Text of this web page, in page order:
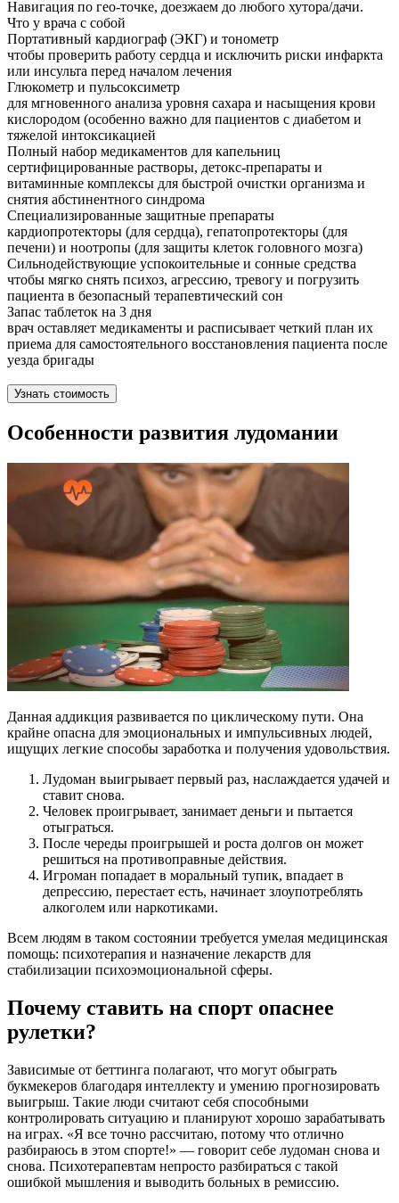
Навигация по гео-точке, доезжаем до любого хутора/дачи.
Что у врача с собой
Портативный кардиограф (ЭКГ) и тонометр
чтобы проверить работу сердца и исключить риски инфаркта
или инсульта перед началом лечения
Глюкометр и пульсоксиметр
для мгновенного анализа уровня сахара и насыщения крови
кислородом (особенно важно для пациентов с диабетом и
тяжелой интоксикацией
Полный набор медикаментов для капельниц
сертифицированные растворы, детокс-препараты и
витаминные комплексы для быстрой очистки организма и
снятия абстинентного синдрома
Специализированные защитные препараты
кардиопротекторы (для сердца), гепатопротекторы (для
печени) и ноотропы (для защиты клеток головного мозга)
Сильнодействующие успокоительные и сонные средства
чтобы мягко снять психоз, агрессию, тревогу и погрузить
пациента в безопасный терапевтический сон
Запас таблеток на 3 дня
врач оставляет медикаменты и расписывает четкий план их
приема для самостоятельного восстановления пациента после
уезда бригады
Узнать стоимость
Особенности развития лудомании
Данная аддикция развивается по циклическому пути. Она
крайне опасна для эмоциональных и импульсивных людей,
ищущих легкие способы заработка и получения удовольствия.
Лудоман выигрывает первый раз, наслаждается удачей и
ставит снова.
Человек проигрывает, занимает деньги и пытается
отыграться.
После череды проигрышей и роста долгов он может
решиться на противоправные действия.
Игроман попадает в моральный тупик, впадает в
депрессию, перестает есть, начинает злоупотреблять
алкоголем или наркотиками.
Всем людям в таком состоянии требуется умелая медицинская
помощь: психотерапия и назначение лекарств для
стабилизации психоэмоциональной сферы.
Почему ставить на спорт опаснее
рулетки?
Зависимые от беттинга полагают, что могут обыграть
букмекеров благодаря интеллекту и умению прогнозировать
выигрыш. Такие люди считают себя способными
контролировать ситуацию и планируют хорошо зарабатывать
на играх. «Я все точно рассчитаю, потому что отлично
разбираюсь в этом спорте!» — говорит себе лудоман снова и
снова. Психотерапевтам непросто разбираться с такой
ошибкой мышления и выводить больных в ремиссию.